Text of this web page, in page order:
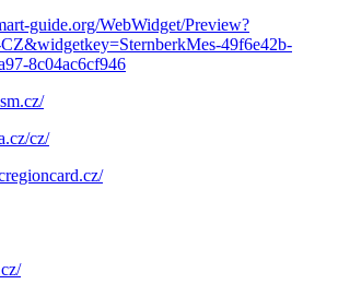
guide.org/WebWidget/Preview?
49f6e42b-
8c04ac6cf946
cz/